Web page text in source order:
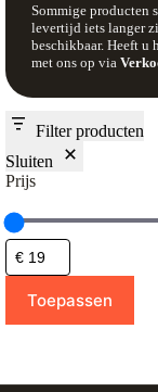
Sommige producten
levertijd iets langer
beschikbaar. Heeft u
met ons op via
Filter producten
Sluiten
Prijs
Toepassen